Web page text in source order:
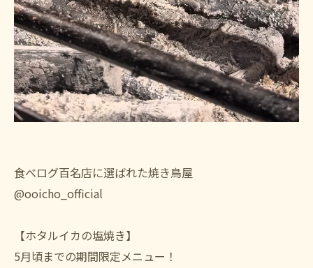
食べログ百名店に選ばれた焼き鳥屋
@ooicho_official
【ホタルイカの塩焼き】
5月頃までの期間限定メニュー！